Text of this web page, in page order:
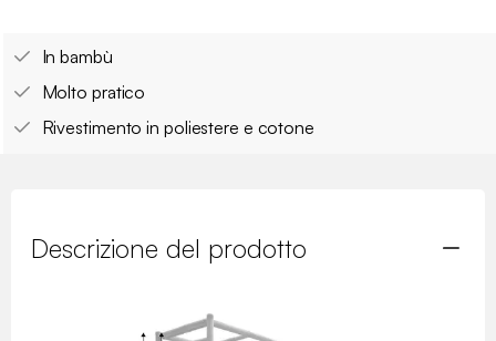
In bambù
Molto pratico
Rivestimento in poliestere e cotone
Descrizione del prodotto